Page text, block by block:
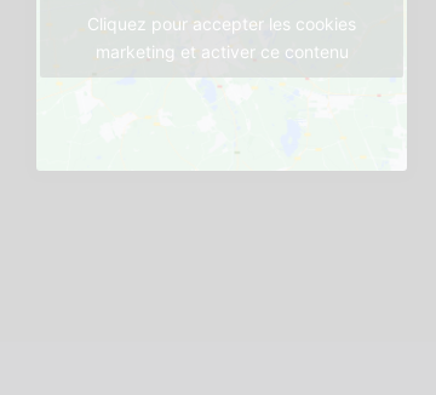
Cliquez pour accepter les cookies
marketing et activer ce contenu